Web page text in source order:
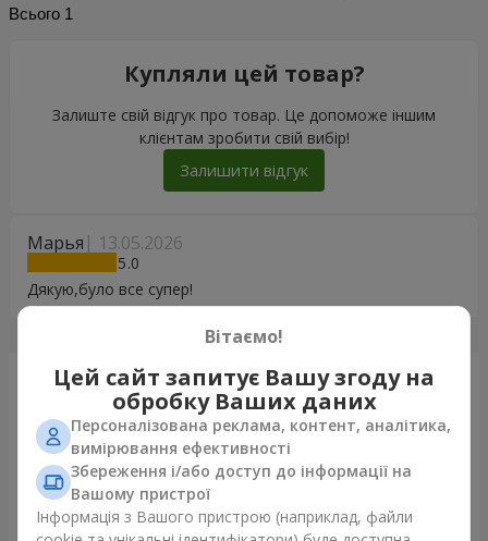
Всього 1
Марья 13.05.2026
5
Дякую,було все супер!
Купляли цей товар?
Залиште свій відгук про товар. Це допоможе іншим
клієнтам зробити свій вибір!
Залишити відгук
Щойно доставили
Вітаємо!
Цей сайт запитує Вашу згоду на
обробку Ваших даних
Персоналізована реклама, контент, аналітика,
вимірювання ефективності
Збереження і/або доступ до інформації на
Вашому пристрої
Інформація з Вашого пристрою (наприклад, файли